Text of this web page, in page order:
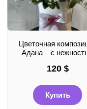
Цветочная
Адана – с
120 $
Купить